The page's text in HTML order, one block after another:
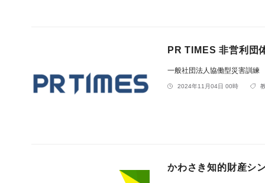
PR TIMES 非営利団
一般社団法人協働型災害訓練
2024年11月04日 00時
かわさき知的財産シ